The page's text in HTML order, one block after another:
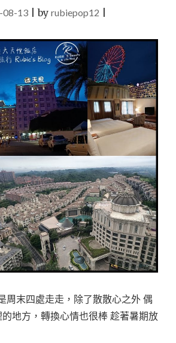
桃
的
幻
度
假
體
驗。
(文
末
有
讀
者
優
惠
唷!)"
08-13|by rubiepop12
周末四處走走，除了散散心之外 偶
地方，轉換心情也很棒 趁著暑期放